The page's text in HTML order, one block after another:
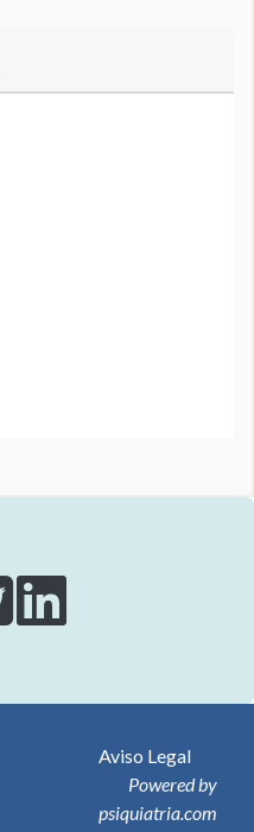
Aviso Legal
Powered by
psiquiatria.com